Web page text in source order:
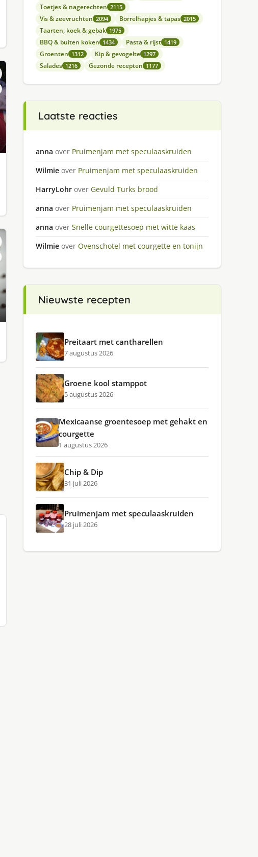
Toetjes & nagerechten 2115
Vis & zeevruchten 2094 Borrelhapjes & tapas 2015
Taarten, koek & gebak 1975
BBQ & buiten koken 1434 Pasta & rijst 1419
Groenten 1312 Kip & gevogelte 1297
Salades 1216 Gezonde recepten 1177
Laatste reacties
anna over Pruimenjam met speculaaskruiden
Wilmie over Pruimenjam met speculaaskruiden
HarryLohr over Gevuld Turks brood
anna over Pruimenjam met speculaaskruiden
anna over Snelle courgettesoep met witte kaas
Wilmie over Ovenschotel met courgette en tonijn
Nieuwste recepten
Preitaart met cantharellen
7 augustus 2026
Groene kool stamppot
5 augustus 2026
Mexicaanse groentesoep met gehakt en
courgette
1 augustus 2026
Chip & Dip
31 juli 2026
Pruimenjam met speculaaskruiden
28 juli 2026